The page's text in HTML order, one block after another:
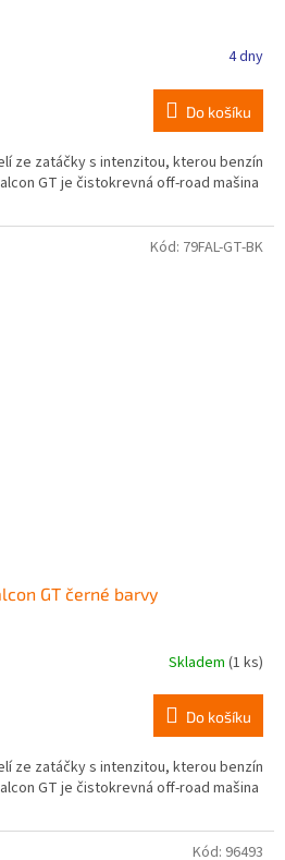
4 dny
Do košíku
ze zatáčky s intenzitou, kterou benzín
GT je čistokrevná off-road mašina
GT černé barvy
Skladem (1 ks)
Do košíku
ze zatáčky s intenzitou, kterou benzín
GT je čistokrevná off-road mašina
Kód: 79FAL-GT-BK
Kód: 96493